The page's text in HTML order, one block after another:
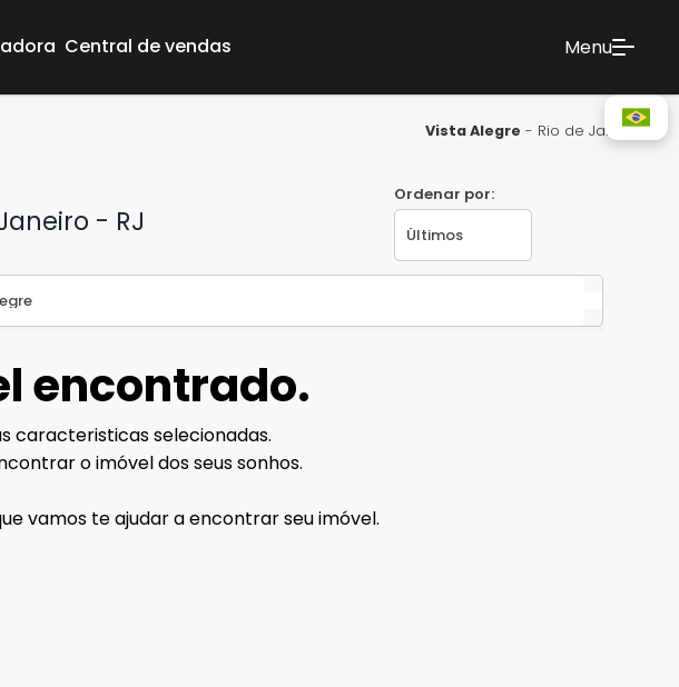
Central de vendas Menu
Vista Alegre - Rio de Janeiro
- RJ
Ordenar por:
encontrado.
caracteristicas selecionadas.
o imóvel dos seus sonhos.
vamos te ajudar a encontrar seu imóvel.